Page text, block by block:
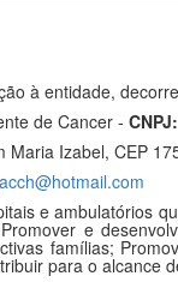
à entidade,
de Cancer - CNPJ:
Maria Izabel, CEP
e ambulatórios
e
famílias;
para o alcance